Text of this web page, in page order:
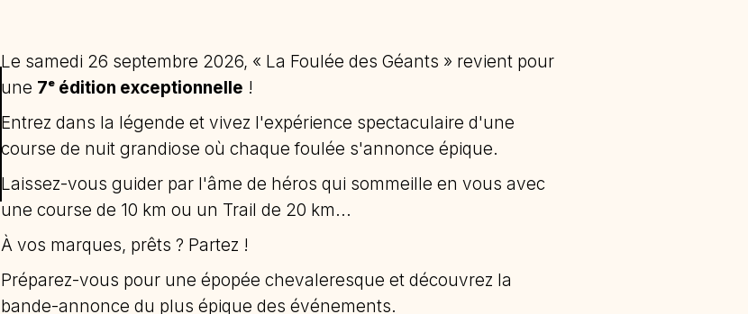
Le samedi 26 septembre 2026, « La Foulée des Géants » revient pour
une 7ᵉ édition exceptionnelle !
Entrez dans la légende et vivez l'expérience spectaculaire d'une
course de nuit grandiose où chaque foulée s'annonce épique.
Laissez-vous guider par l'âme de héros qui sommeille en vous avec
une course de 10 km ou un Trail de 20 km...
À vos marques, prêts ? Partez !
Préparez-vous pour une épopée chevaleresque et découvrez la
bande-annonce du plus épique des événements.